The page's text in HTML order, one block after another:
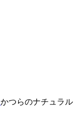
かつらのナチュラル